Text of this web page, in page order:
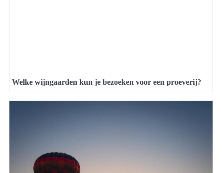
Welke wijngaarden kun je bezoeken voor een proeverij?